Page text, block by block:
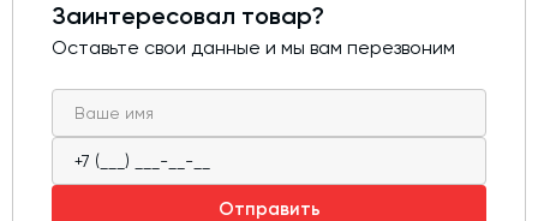
Заинтересовал товар?
Оставьте свои данные и мы вам перезвоним
Отправить